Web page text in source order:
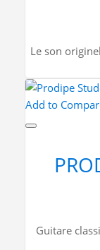
Le son
Add to
Guitare